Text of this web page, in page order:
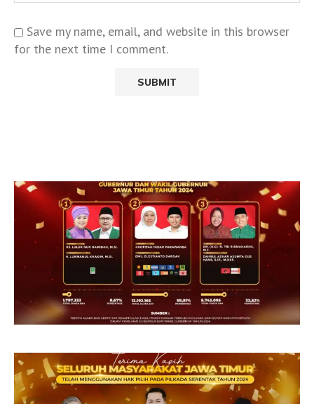
Save my name, email, and website in this browser
for the next time I comment.